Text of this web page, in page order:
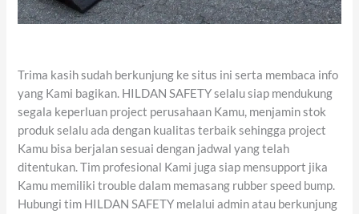
Trima kasih sudah berkunjung ke situs ini serta membaca info
yang Kami bagikan. HILDAN SAFETY selalu siap mendukung
segala keperluan project perusahaan Kamu, menjamin stok
produk selalu ada dengan kualitas terbaik sehingga project
Kamu bisa berjalan sesuai dengan jadwal yang telah
ditentukan. Tim profesional Kami juga siap mensupport jika
Kamu memiliki trouble dalam memasang rubber speed bump.
Hubungi tim HILDAN SAFETY melalui admin atau berkunjung